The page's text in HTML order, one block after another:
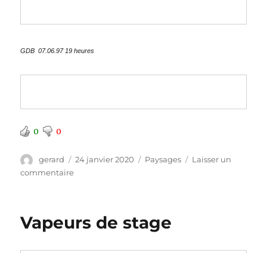
GDB 07.06.97 19 heures
0 0
Auteur
gerard
Publié
24 janvier 2020 Catégories
Paysages
Laisser un
commentairesur
tilleul
Vapeurs de stage